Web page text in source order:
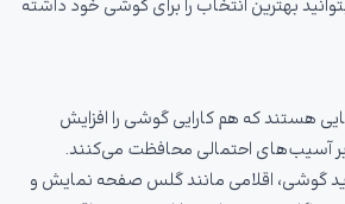
بهترین انتخاب را برای گوشی خود داشته
هستند که هم کارایی گوشی را افزایش
آسیب‌های احتمالی محافظت می‌کنند.
گوشی، اقلامی مانند گلس صفحه نمایش و